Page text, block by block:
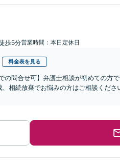
歩5分営業時間：本日定休日
料金表を見る
の問合せ可】弁護士相談が初めての方
相続放棄でお悩みの方はご相談くだ